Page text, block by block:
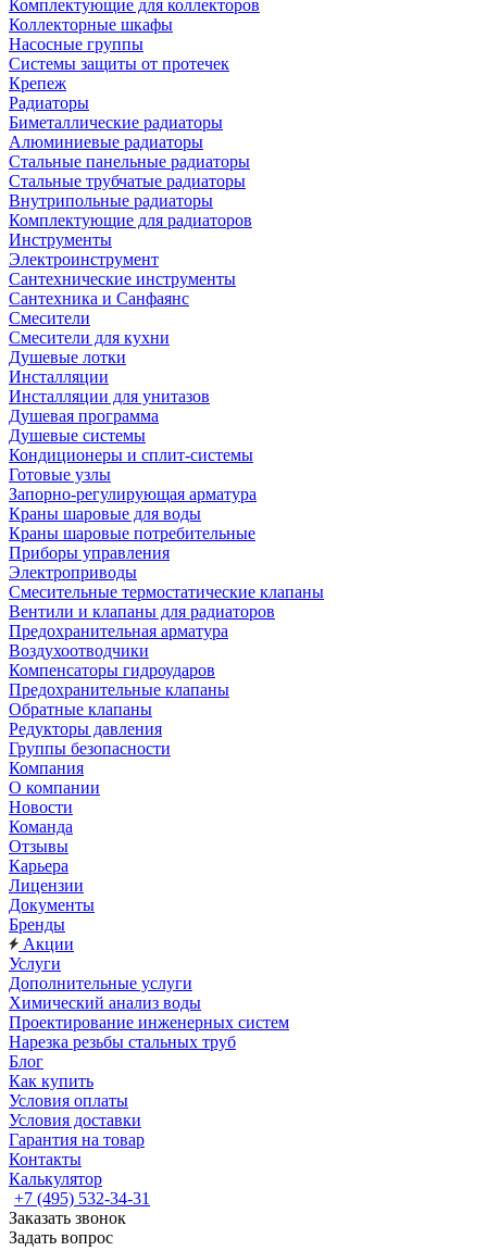
Комплектующие для коллекторов
Коллекторные шкафы
Насосные группы
Системы защиты от протечек
Крепеж
Радиаторы
Биметаллические радиаторы
Алюминиевые радиаторы
Стальные панельные радиаторы
Стальные трубчатые радиаторы
Внутрипольные радиаторы
Комплектующие для радиаторов
Инструменты
Электроинструмент
Сантехнические инструменты
Сантехника и Санфаянс
Смесители
Смесители для кухни
Душевые лотки
Инсталляции
Инсталляции для унитазов
Душевая программа
Душевые системы
Кондиционеры и сплит-системы
Готовые узлы
Запорно-регулирующая арматура
Краны шаровые для воды
Краны шаровые потребительные
Приборы управления
Электроприводы
Смесительные термостатические клапаны
Вентили и клапаны для радиаторов
Предохранительная арматура
Воздухоотводчики
Компенсаторы гидроударов
Предохранительные клапаны
Обратные клапаны
Редукторы давления
Группы безопасности
Компания
О компании
Новости
Команда
Отзывы
Карьера
Лицензии
Документы
Бренды
Акции
Услуги
Дополнительные услуги
Химический анализ воды
Проектирование инженерных систем
Нарезка резьбы стальных труб
Блог
Как купить
Условия оплаты
Условия доставки
Гарантия на товар
Контакты
Калькулятор
+7 (495) 532‑34‑31
Заказать звонок
Задать вопрос